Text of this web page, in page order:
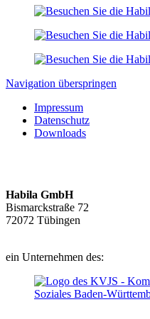
Navigation überspringen
Impressum
Datenschutz
Downloads
Habila GmbH
Bismarckstraße 72
72072 Tübingen
ein Unternehmen des: